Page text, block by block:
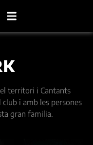
i amb les persones
gran familia.